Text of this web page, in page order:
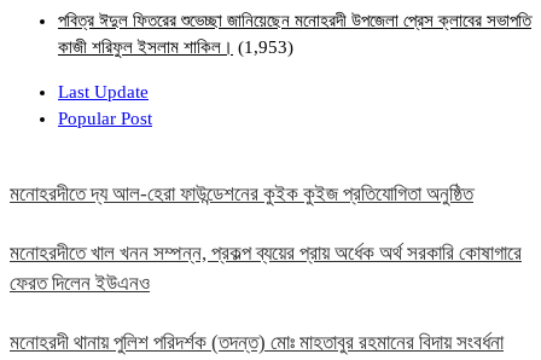
পবিত্র ঈদুল ফিতরের শুভেচ্ছা জানিয়েছেন মনোহরদী উপজেলা প্রেস ক্লাবের সভাপতি
কাজী শরিফুল ইসলাম শাকিল। (1,953)
Last Update
Popular Post
মনোহরদীতে দ্য আল-হেরা ফাউন্ডেশনের কুইক কুইজ প্রতিযোগিতা অনুষ্ঠিত
মনোহরদীতে খাল খনন সম্পন্ন, প্রকল্প ব্যয়ের প্রায় অর্ধেক অর্থ সরকারি কোষাগারে
ফেরত দিলেন ইউএনও
মনোহরদী থানায় পুলিশ পরিদর্শক (তদন্ত) মোঃ মাহতাবুর রহমানের বিদায় সংবর্ধনা